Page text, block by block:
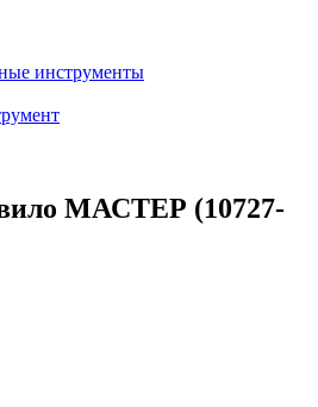
инструменты
МАСТЕР (10727-